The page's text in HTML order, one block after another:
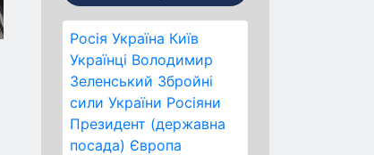
Росія Україна Київ
Українці Володимир
Зеленський Збройні
сили України Росіяни
Президент (державна
посада) Європа